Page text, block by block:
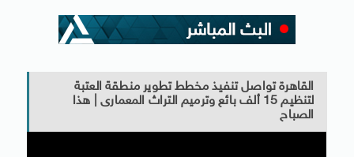
القاهرة تواصل تنفيذ مخطط تطوير منطقة العتبة
لتنظيم 15 ألف بائع وترميم التراث المعمارى | هذا
الصباح